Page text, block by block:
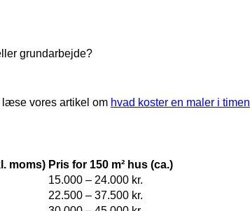
grundarbejde?
læse vores artikel om hvad koster en maler i timen
moms) Pris for 150 m² hus (ca.)
15.000 – 24.000 kr.
22.500 – 37.500 kr.